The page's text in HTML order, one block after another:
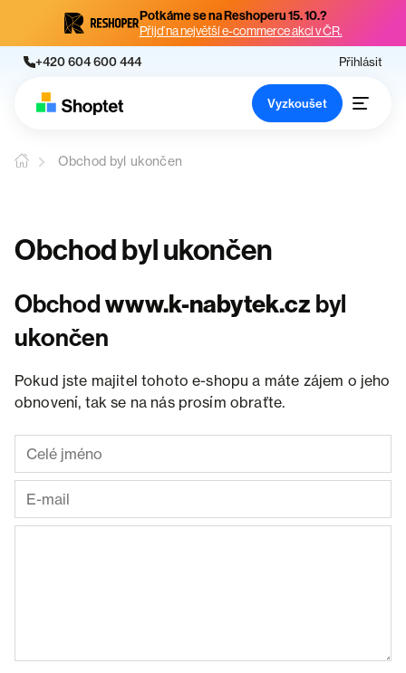
Potkáme se na Reshoperu 15. 10.?
Přijď na největší e-commerce akci v ČR.
+420 604 600 444 Přihlásit
Vyzkoušet
Obchod byl ukončen
Obchod byl ukončen
Obchodwww.k-nabytek.cz byl
ukončen
Pokud jste majitel tohoto e-shopu a máte zájem o jeho
obnovení, tak se na nás prosím obraťte.